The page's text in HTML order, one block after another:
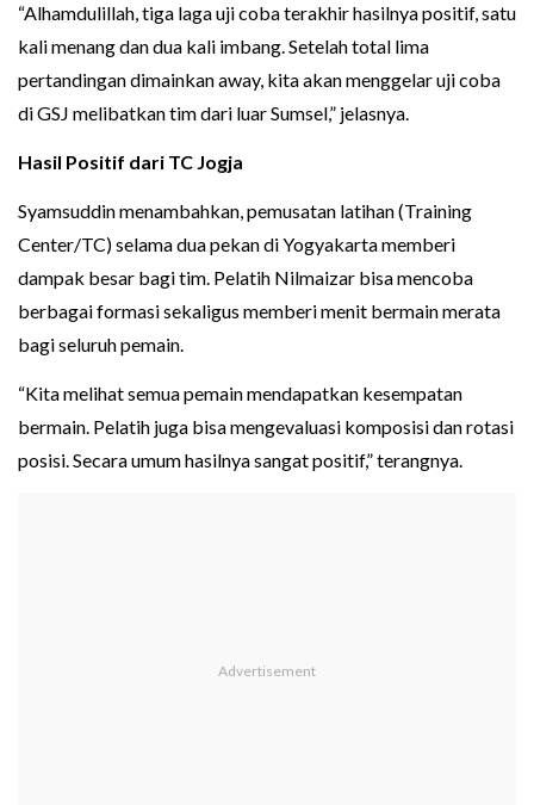
“Alhamdulillah, tiga laga uji coba terakhir hasilnya positif, satu
kali menang dan dua kali imbang. Setelah total lima
pertandingan dimainkan away, kita akan menggelar uji coba
di GSJ melibatkan tim dari luar Sumsel,” jelasnya.
Hasil Positif dari TC Jogja
Syamsuddin menambahkan, pemusatan latihan (Training
Center/TC) selama dua pekan di Yogyakarta memberi
dampak besar bagi tim. Pelatih Nilmaizar bisa mencoba
berbagai formasi sekaligus memberi menit bermain merata
bagi seluruh pemain.
“Kita melihat semua pemain mendapatkan kesempatan
bermain. Pelatih juga bisa mengevaluasi komposisi dan rotasi
posisi. Secara umum hasilnya sangat positif,” terangnya.